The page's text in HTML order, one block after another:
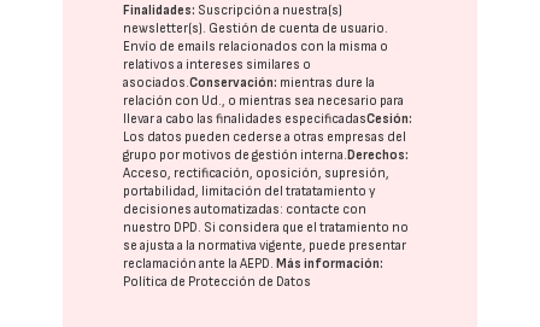
Finalidades: Suscripción a nuestra(s)
newsletter(s). Gestión de cuenta de usuario.
Envío de emails relacionados con la misma o
relativos a intereses similares o
asociados.Conservación: mientras dure la
relación con Ud., o mientras sea necesario para
llevar a cabo las finalidades especificadasCesión:
Los datos pueden cederse a otras empresas del
grupo por motivos de gestión interna. Derechos:
Acceso, rectificación, oposición, supresión,
portabilidad, limitación del tratatamiento y
decisiones automatizadas: contacte con
nuestro DPD. Si considera que el tratamiento no
se ajusta a la normativa vigente, puede presentar
reclamación ante laAEPD. Más información:
Política de Protección de Datos